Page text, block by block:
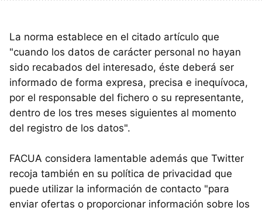
La norma establece en el citado artículo que
"cuando los datos de carácter personal no hayan
sido recabados del interesado, éste deberá ser
informado de forma expresa, precisa e inequívoca,
por el responsable del fichero o su representante,
dentro de los tres meses siguientes al momento
del registro de los datos".
FACUA considera lamentable además que Twitter
recoja también en su política de privacidad que
puede utilizar la información de contacto "para
enviar ofertas o proporcionar información sobre los